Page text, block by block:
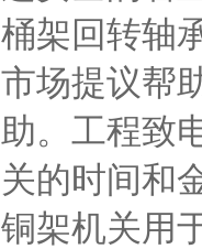
桶架回转轴
市场提议帮
助。工程致
关的时间和
铜架机关用